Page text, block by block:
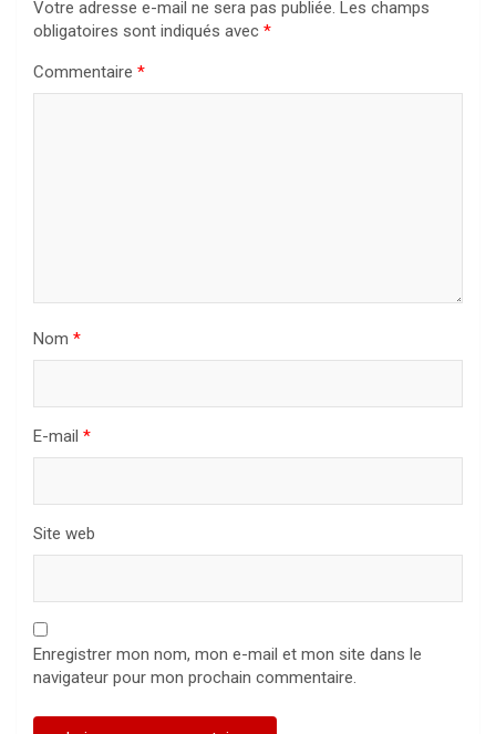
Votre adresse e-mail ne sera pas publiée. Les champs
obligatoires sont indiqués avec *
Commentaire *
Nom *
E-mail *
Site web
Enregistrer mon nom, mon e-mail et mon site dans le
navigateur pour mon prochain commentaire.